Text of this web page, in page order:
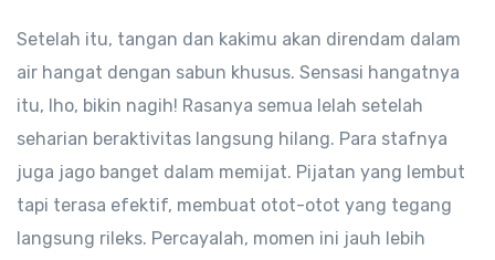
Setelah itu, tangan dan kakimu akan direndam dalam
air hangat dengan sabun khusus. Sensasi hangatnya
itu, lho, bikin nagih! Rasanya semua lelah setelah
seharian beraktivitas langsung hilang. Para stafnya
juga jago banget dalam memijat. Pijatan yang lembut
tapi terasa efektif, membuat otot-otot yang tegang
langsung rileks. Percayalah, momen ini jauh lebih